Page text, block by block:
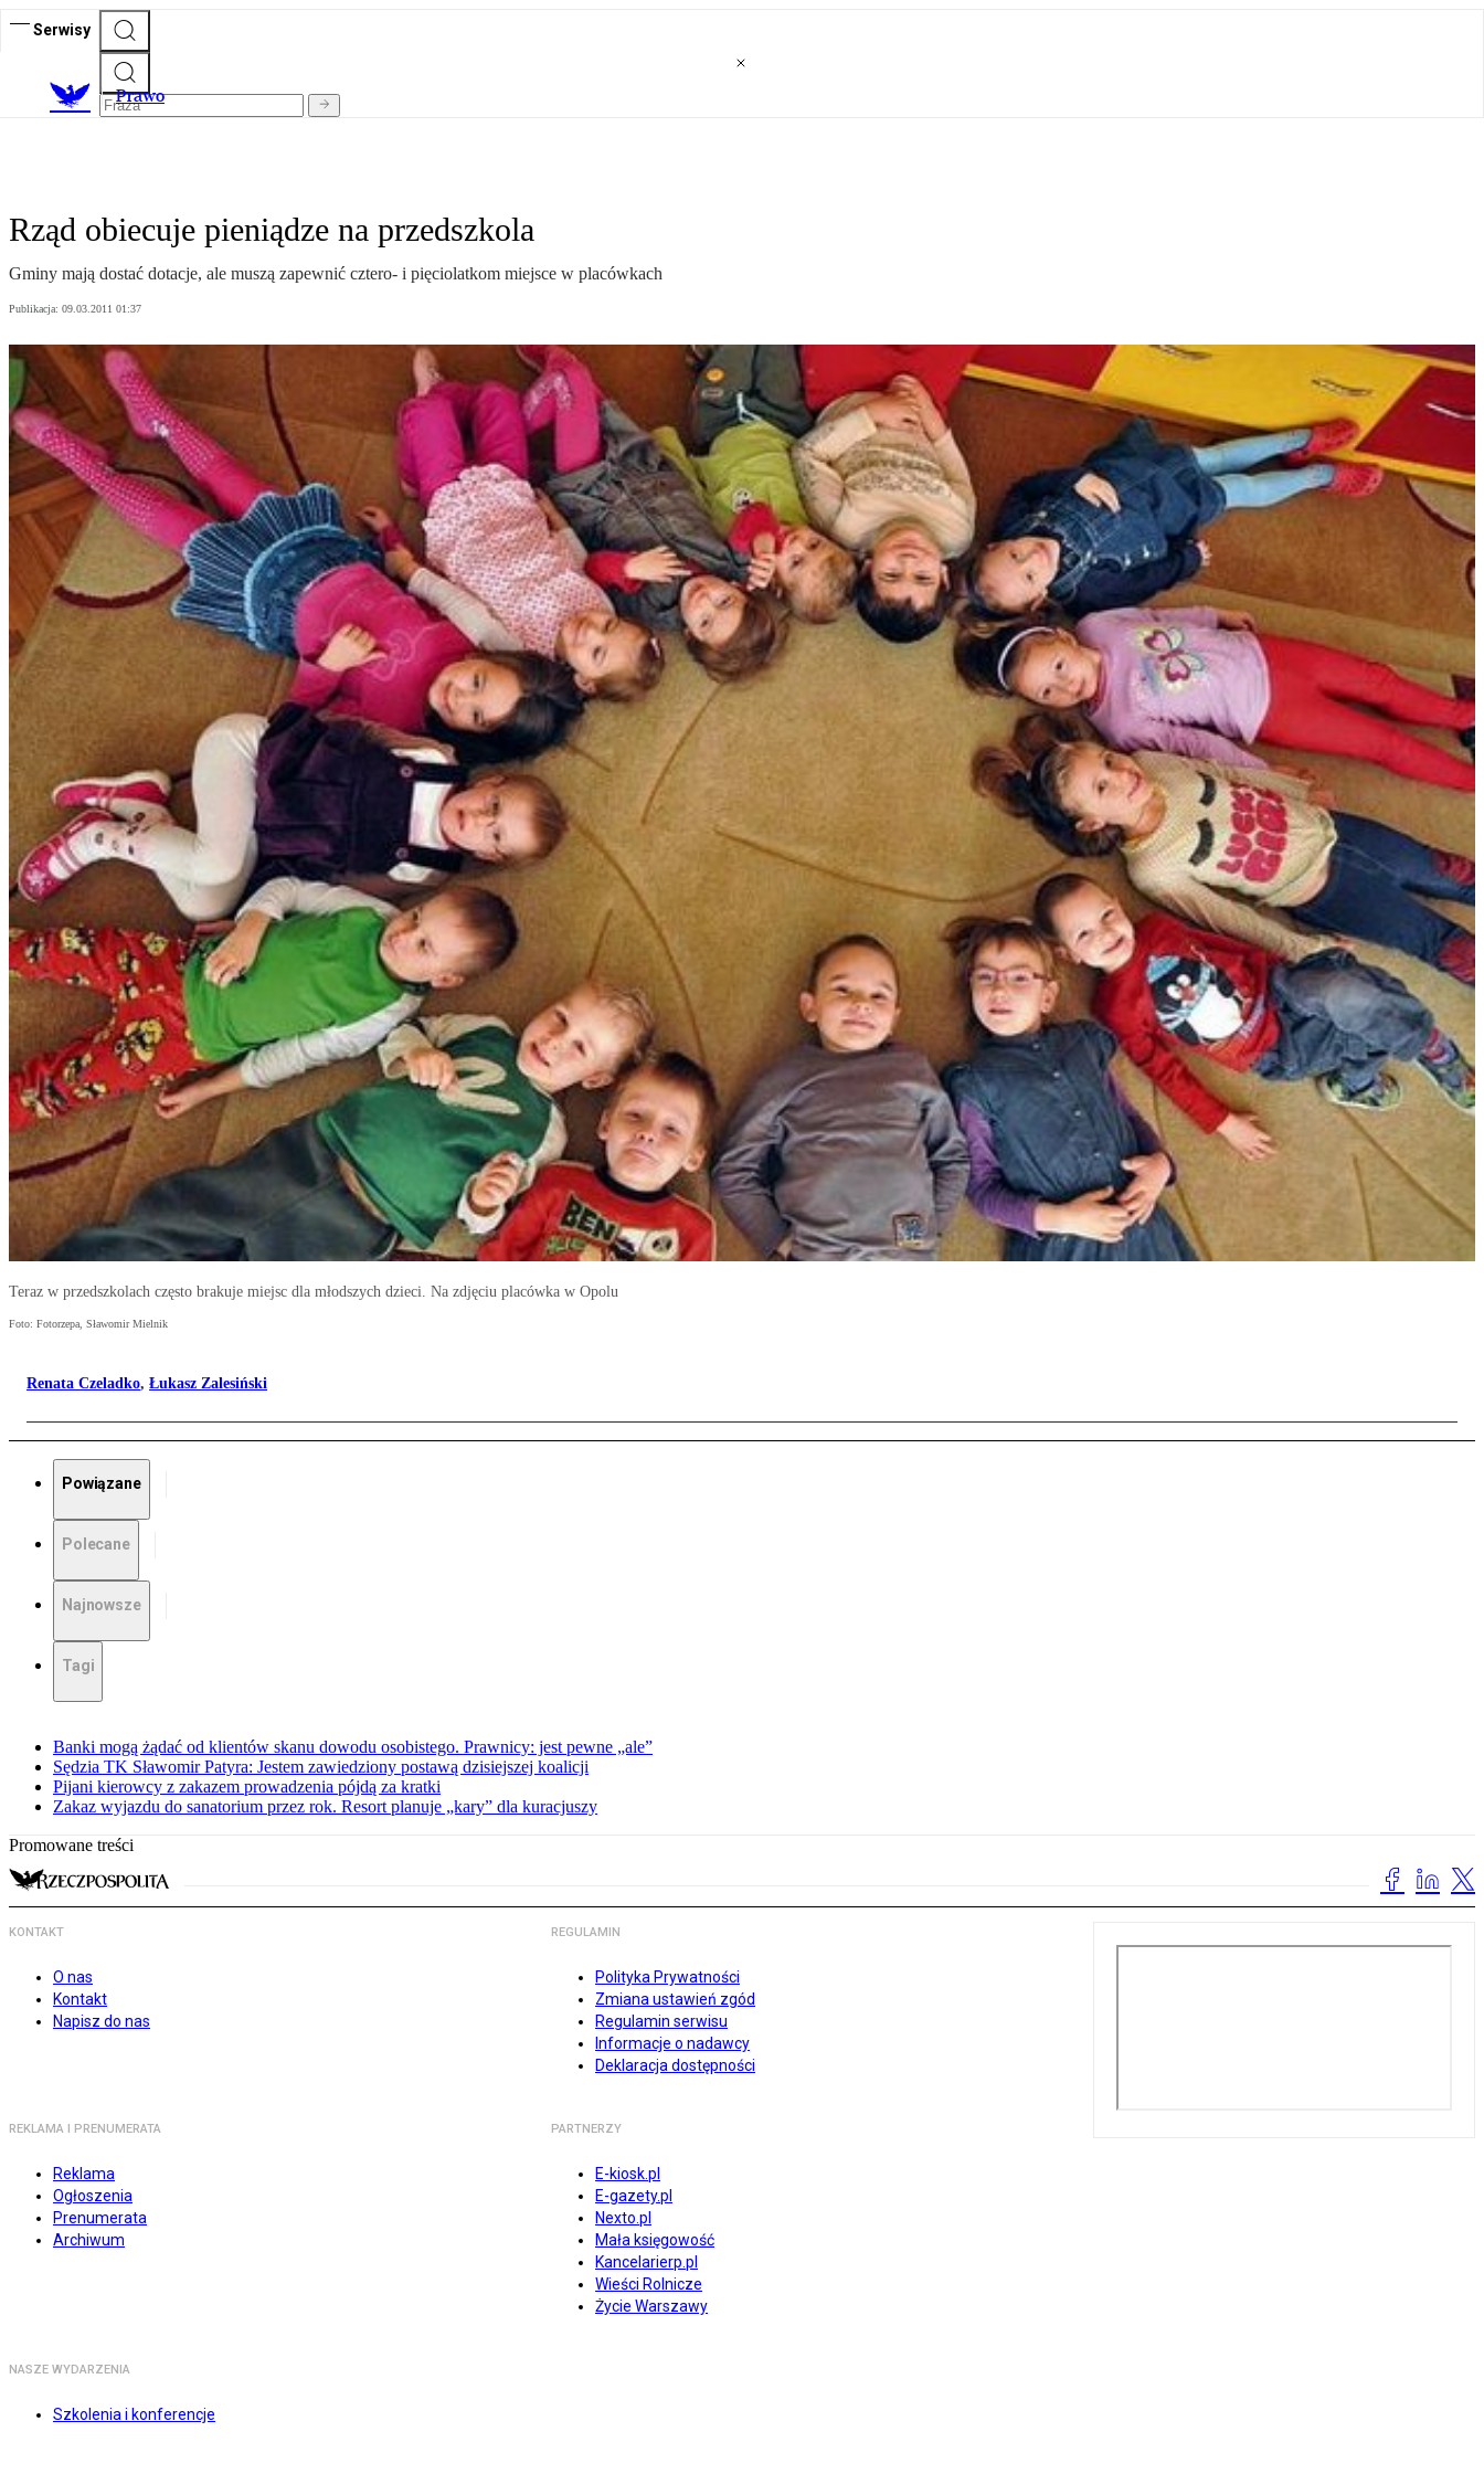
Serwisy
Prawo
Rząd obiecuje pieniądze na przedszkola
Gminy mają dostać dotacje, ale muszą zapewnić cztero- i pięciolatkom miejsce w placówkach
Publikacja: 09.03.2011 01:37
Teraz w przedszkolach często brakuje miejsc dla młodszych dzieci. Na zdjęciu placówka w Opolu
Foto: Fotorzepa, Sławomir Mielnik
Renata Czeladko, Łukasz Zalesiński
Powiązane
Polecane
Najnowsze
Tagi
Banki mogą żądać od klientów skanu dowodu osobistego. Prawnicy: jest pewne „ale”
Sędzia TK Sławomir Patyra: Jestem zawiedziony postawą dzisiejszej koalicji
Pijani kierowcy z zakazem prowadzenia pójdą za kratki
Zakaz wyjazdu do sanatorium przez rok. Resort planuje „kary” dla kuracjuszy
Promowane treści
KONTAKT
O nas
Kontakt
Napisz do nas
REGULAMIN
Polityka Prywatności
Zmiana ustawień zgód
Regulamin serwisu
Informacje o nadawcy
Deklaracja dostępności
REKLAMA I PRENUMERATA
Reklama
Ogłoszenia
Prenumerata
Archiwum
PARTNERZY
E-kiosk.pl
E-gazety.pl
Nexto.pl
Mała księgowość
Kancelarierp.pl
Wieści Rolnicze
Życie Warszawy
NASZE WYDARZENIA
Szkolenia i konferencje